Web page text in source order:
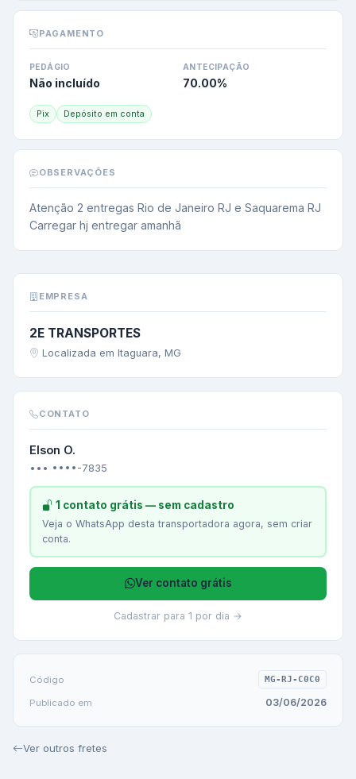
PAGAMENTO
PEDÁGIO
Não incluído
ANTECIPAÇÃO
70.00%
Pix Depósito em conta
OBSERVAÇÕES
Atenção 2 entregas Rio de Janeiro RJ e Saquarema RJ
Carregar hj entregar amanhã
EMPRESA
2E TRANSPORTES
Localizada em Itaguara, MG
CONTATO
Elson O.
••• ••••-7835
1 contato grátis — sem cadastro
Veja o WhatsApp desta transportadora agora, sem criar
conta.
Ver contato grátis
Cadastrar para 1 por dia →
Código MG-RJ-C0C0
Publicado em 03/06/2026
Ver outros fretes